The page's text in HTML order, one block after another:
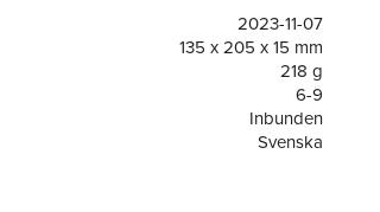
2023-11-07
135 x 205 x 15 mm
218 g
6-9
Inbunden
Svenska